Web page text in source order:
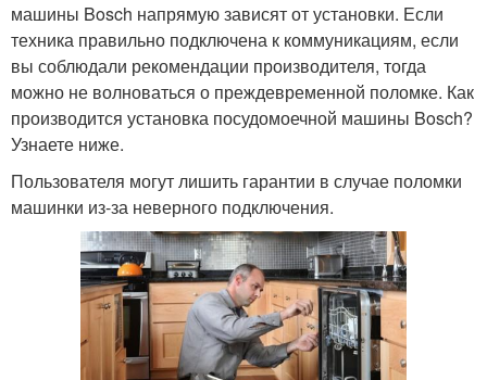
машины Bosch напрямую зависят от установки. Если
техника правильно подключена к коммуникациям, если
вы соблюдали рекомендации производителя, тогда
можно не волноваться о преждевременной поломке. Как
производится установка посудомоечной машины Bosch?
Узнаете ниже.
Пользователя могут лишить гарантии в случае поломки
машинки из-за неверного подключения.